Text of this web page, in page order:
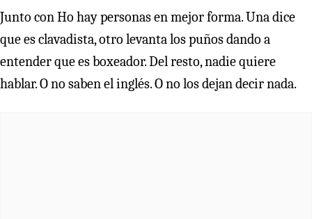
Junto con Ho hay personas en mejor forma. Una dice
que es clavadista, otro levanta los puños dando a
entender que es boxeador. Del resto, nadie quiere
hablar. O no saben el inglés. O no los dejan decir nada.